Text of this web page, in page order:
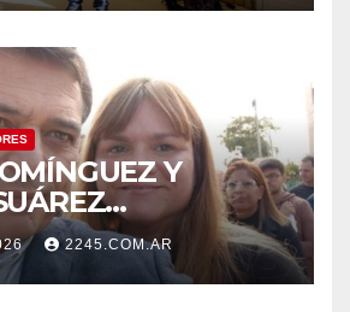
Y
LA AGENDA
EN DOLORES
DE
2245.COM.AR